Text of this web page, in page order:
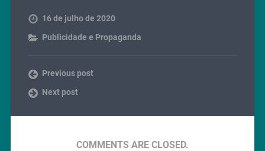
16 de julho de 2020
Publicidade e Propaganda
Previous post
Next post
COMMENTS ARE CLOSED.